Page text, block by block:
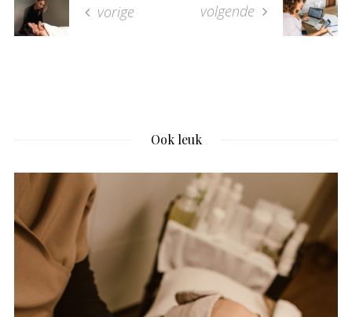
vorige volgende
Ook leuk